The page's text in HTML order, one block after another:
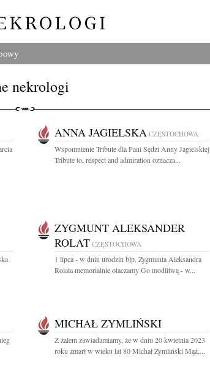
nekrologi
ANNA JAGIELSKA CZĘSTOCHOWA
Wspomnienie Tribute dla Pani Sędzi Anny Jagielskiej
Tribute to, respect and admiration oznacza...
ZYGMUNT ALEKSANDER
ROLAT CZĘSTOCHOWA
1 lipca - w dniu urodzin błp. Zygmunta Aleksandra
Rolata memorialnie otaczamy Go modlitwą - w...
MICHAŁ ZYMLIŃSKI
Z żalem zawiadamiamy, że w dniu 20 kwietnia 2023
roku zmarł w wieku lat 80 Michał Zymliński Mąż,...